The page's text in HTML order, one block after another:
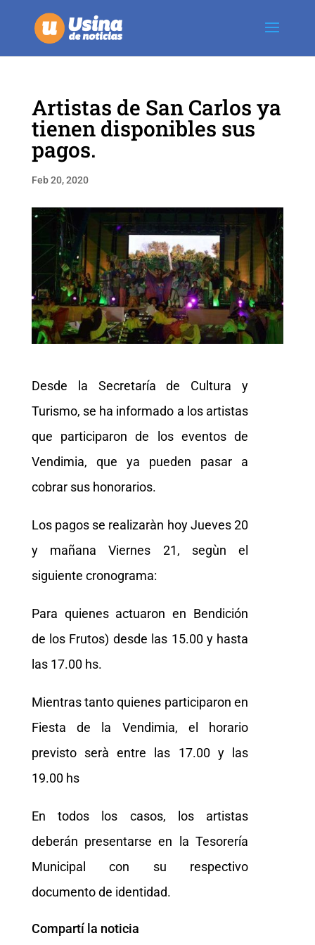
Artistas de San Carlos ya
tienen disponibles sus
pagos.
Feb 20, 2020
Desde la Secretaría de Cultura y
Turismo, se ha informado a los artistas
que participaron de los eventos de
Vendimia, que ya pueden pasar a
cobrar sus honorarios.
Los pagos se realizaràn hoy Jueves 20
y mañana Viernes 21, segùn el
siguiente cronograma:
Para quienes actuaron en Bendición
de los Frutos) desde las 15.00 y hasta
las 17.00 hs.
Mientras tanto quienes participaron en
Fiesta de la Vendimia, el horario
previsto serà entre las 17.00 y las
19.00 hs
En todos los casos, los artistas
deberán presentarse en la Tesorería
Municipal con su respectivo
documento de identidad.
Compartí la noticia